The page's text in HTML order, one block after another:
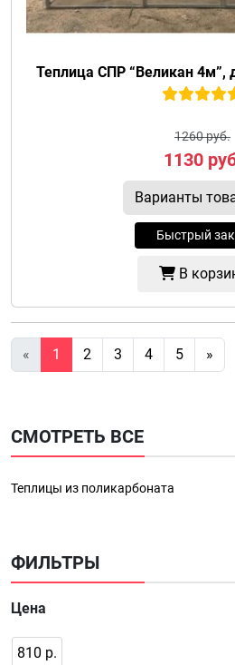
Теплица СПР “Великан 4м”,
1260 руб.
1130
Варианты
Быстрый
В
« 1 2 3 4 5 »
СМОТРЕТЬ ВСЕ
Теплицы из поликарбоната
ФИЛЬТРЫ
Цена
810 р.